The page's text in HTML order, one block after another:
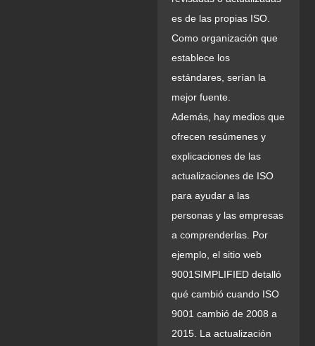
es de las propias ISO.
Como organización que
establece los
estándares, serían la
mejor fuente.
Además, hay medios que
ofrecen resúmenes y
explicaciones de las
actualizaciones de ISO
para ayudar a las
personas y las empresas
a comprenderlas. Por
ejemplo, el sitio web
9001SIMPLIFIED detalló
qué cambió cuando ISO
9001 cambió de 2008 a
2015. La actualización